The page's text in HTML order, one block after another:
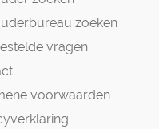
zoeken
vragen
voorwaarden